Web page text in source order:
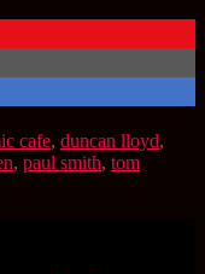
cafe, duncan lloyd,
, paul smith, tom